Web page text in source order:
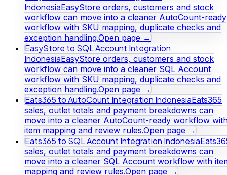
IndonesiaEasyStore orders, customers and stock
workflow can move into a cleaner AutoCount-ready
workflow with SKU mapping, duplicate checks and
exception handling.Open page →
EasyStore to SQL Account Integration
IndonesiaEasyStore orders, customers and stock
workflow can move into a cleaner SQL Account
workflow with SKU mapping, duplicate checks and
exception handling.Open page →
Eats365 to AutoCount Integration IndonesiaEats365
sales, outlet totals and payment breakdowns can
move into a cleaner AutoCount-ready workflow
item mapping and review rules.Open page →
Eats365 to SQL Account Integration Indonesia
sales, outlet totals and payment breakdowns can
move into a cleaner SQL Account workflow with
mapping and review rules.Open page →